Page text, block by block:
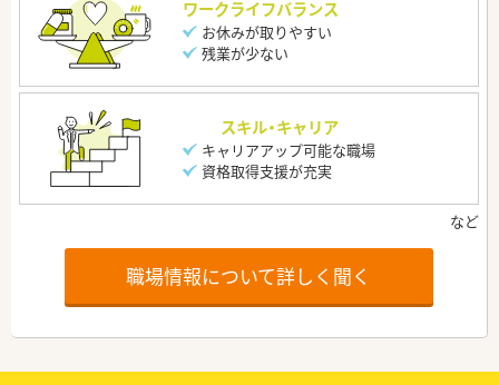
ワークライフバランス
お休みが取りやすい
残業が少ない
スキル・キャリア
キャリアアップ可能な職場
資格取得支援が充実
職場情報について詳しく聞く